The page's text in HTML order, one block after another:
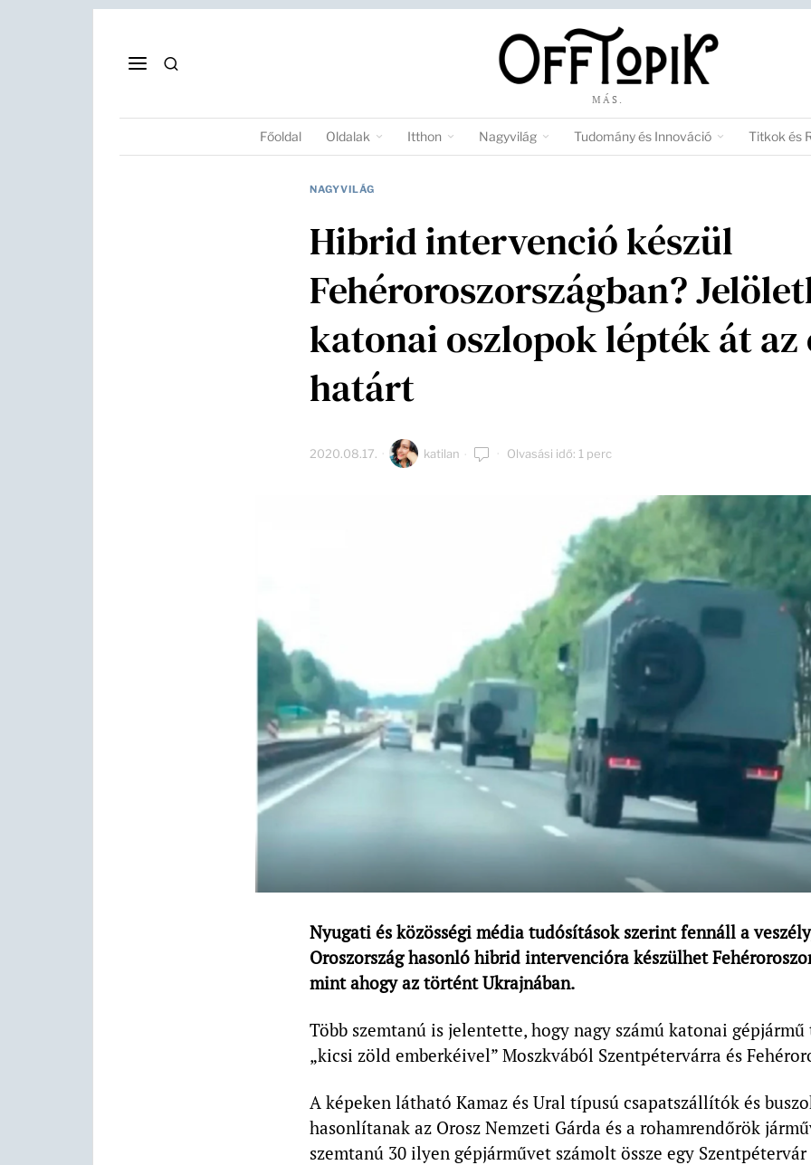
MÁS.
Főoldal Oldalak Itthon Nagyvilág Tudomány és Innováció Titkok és
NAGYVILÁG
Hibrid intervenció készül
Fehéroroszországban?
katonai oszlopok lépték át az
határt
2020.08.17. katilan Olvasási idő: 1 perc
Nyugati és közösségi média tudósítások szerint fennáll a
Oroszország hasonló hibrid intervencióra készülhet
mint ahogy az történt Ukrajnában.
Több szemtanú is jelentette, hogy nagy számú katonai
„kicsi zöld emberkéivel” Moszkvából Szentpétervárra és
A képeken látható Kamaz és Ural típusú csapatszállítók és
hasonlítanak az Orosz Nemzeti Gárda és a rohamrendőrök
szemtanú 30 ilyen gépjárművet számolt össze egy